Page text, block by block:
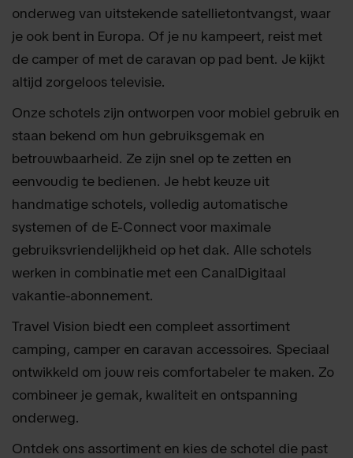
onderweg van uitstekende satellietontvangst, waar
je ook bent in Europa. Of je nu kampeert, reist met
de camper of met de caravan op pad bent. Je kijkt
altijd zorgeloos televisie.
Onze schotels zijn ontworpen voor mobiel gebruik en
staan bekend om hun gebruiksgemak en
betrouwbaarheid. Ze zijn snel op te zetten en
eenvoudig te bedienen. Je hebt keuze uit
handmatige schotels, volledig automatische
systemen of de E-Connect voor maximale
gebruiksvriendelijkheid op het dak. Alle schotels
werken in combinatie met een CanalDigitaal
vakantie-abonnement.
Travel Vision biedt een compleet assortiment
camping, camper en caravan accessoires. Speciaal
ontwikkeld om jouw reis comfortabeler te maken. Zo
combineer je gemak, kwaliteit en ontspanning
onderweg.
Ontdek ons assortiment en kies de schotel die past